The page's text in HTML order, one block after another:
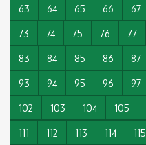
63
64 65 66 67
73
74 75 76 77
83
84 85 86 87
93
94 95 96 97
102
103 104 105
111
112 113 114 115